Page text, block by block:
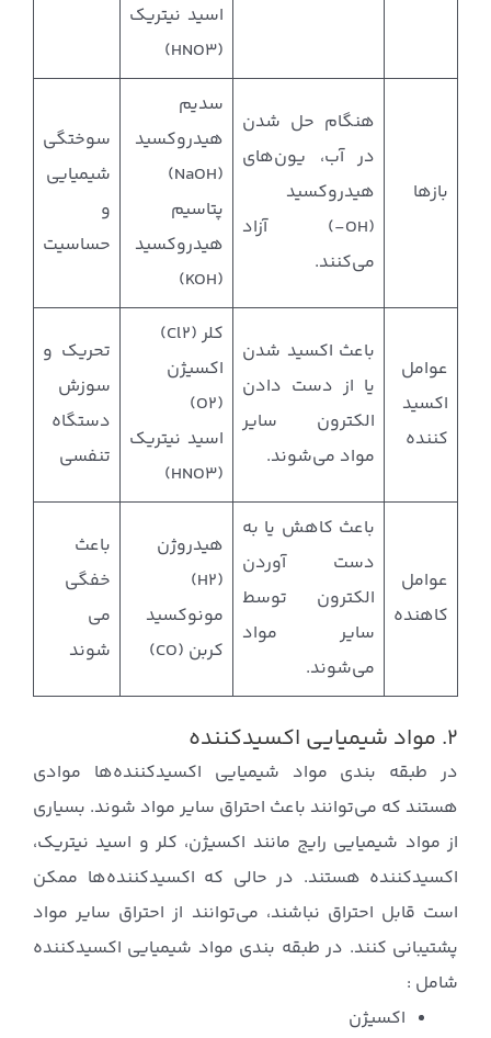
اسید نیتریک
(HNO3)
بازها
هنگام حل شدن
در آب، یون‌های
هیدروکسید
(OH-) آزاد
می‌کنند.
سدیم
هیدروکسید
(NaOH)
پتاسیم
هیدروکسید
(KOH)
سوختگی
شیمیایی
و
حساسیت
عوامل
اکسید
کننده
باعث اکسید شدن
یا از دست دادن
الکترون سایر
مواد می‌شوند.
کلر (Cl2)
اکسیژن
(O2)
اسید نیتریک
(HNO3)
تحریک و
سوزش
دستگاه
تنفسی
عوامل
کاهنده
باعث کاهش یا به
دست آوردن
الکترون توسط
سایر مواد
می‌شوند.
هیدروژن
(H2)
مونوکسید
کربن (CO)
باعث
خفگی
می
شوند
۲. مواد شیمیایی اکسیدکننده
در طبقه بندی مواد شیمیایی اکسیدکننده‌ها موادی
هستند که می‌توانند باعث احتراق سایر مواد شوند. بسیاری
از مواد شیمیایی رایج مانند اکسیژن، کلر و اسید نیتریک،
اکسیدکننده هستند. در حالی که اکسیدکننده‌ها ممکن
است قابل احتراق نباشند، می‌توانند از احتراق سایر مواد
پشتیبانی کنند. در طبقه بندی مواد شیمیایی اکسیدکننده
شامل :
اکسیژن